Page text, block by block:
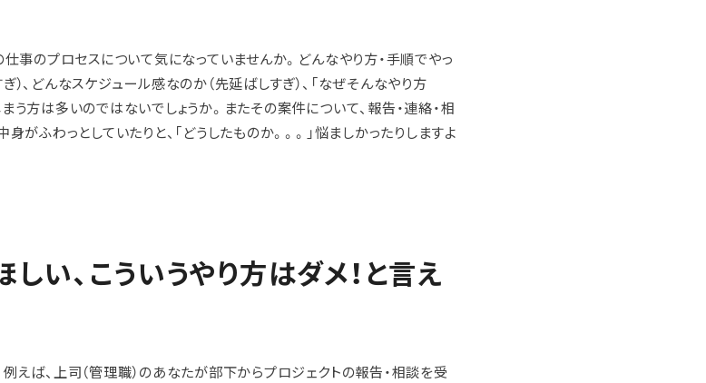
仕事のプロセスについて気になっていませんか。どんなやり方・手順でやっ
、どんなスケジュール感なのか（先延ばしすぎ）、「なぜそんなやり方
う方は多いのではないでしょうか。またその案件について、報告・連絡・相
がふわっとしていたりと、「どうしたものか。。。」悩ましかったりしますよ
い、こういうやり方はダメ！と言え
えば、上司（管理職）のあなたが部下からプロジェクトの報告・相談を受